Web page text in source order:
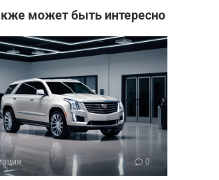
может быть интересно
0